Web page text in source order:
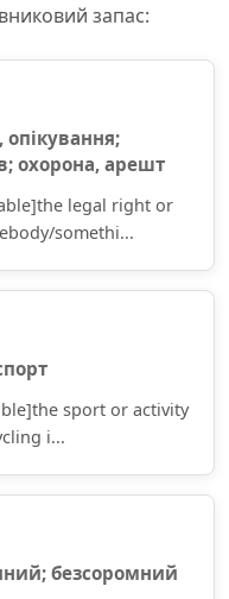
запас:
опікування;
охорона, арешт
legal right or
somethi...
sport or activity
i...
безсоромний